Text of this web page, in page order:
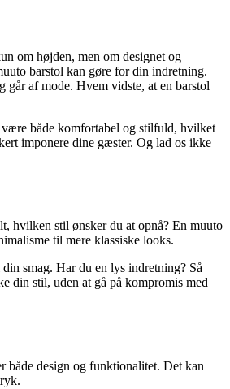
om højden, men om designet og
barstol kan gøre for din indretning.
går af mode. Hvem vidste, at en barstol
både komfortabel og stilfuld, hvilket
imponere dine gæster. Og lad os ikke
hvilken stil ønsker du at opnå? En muuto
til mere klassiske looks.
smag. Har du en lys indretning? Så
din stil, uden at gå på kompromis med
design og funktionalitet. Det kan